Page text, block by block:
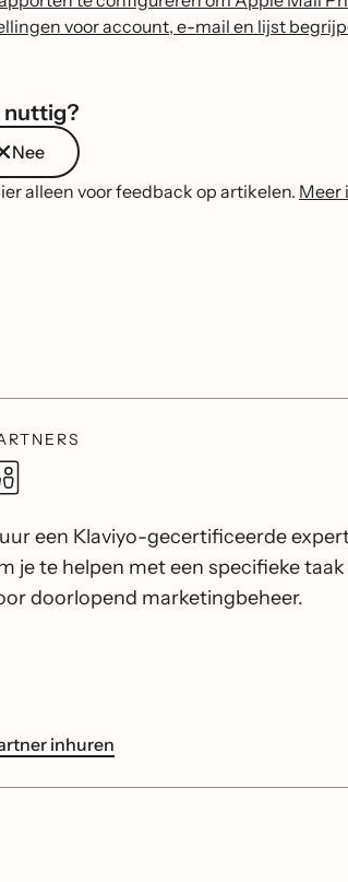
voor account, e-mail en lijst
nuttig?
Nee
alleen voor feedback op artikelen. Meer
een Klaviyo-gecertificeerde
je te helpen met een specifieke
doorlopend marketingbeheer.
inhuren